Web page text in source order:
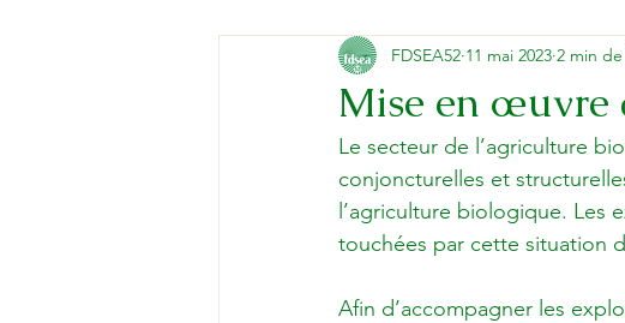
Mise en œuvre
FDSEA52 11 mai 2023 2 min
Le secteur de l’agriculture
conjoncturelles et
l’agriculture biologique. Les
touchées par cette situation
Afin d’accompagner les